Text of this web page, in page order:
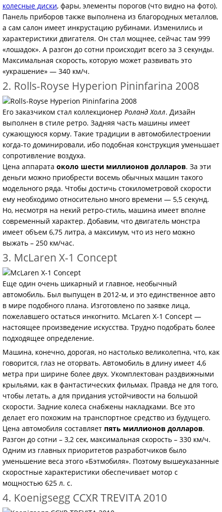
колесные диски, фары, элементы порогов (что видно на фото).
Панель приборов также выполнена из благородных металлов,
а сам салон имеет инкрустацию рубинами. Изменились и
характеристики двигателя. Он стал мощнее, сейчас там 999
«лошадок». А разгон до сотни происходит всего за 3 секунды.
Максимальная скорость, которую может развивать это
«украшение» — 340 км/ч.
2. Rolls-Royse Hyperion Pininfarina 2008
Его заказчиком стал коллекционер Роланд Холл. Дизайн
выполнен в стиле ретро. Задняя часть машины имеет
сужающуюся корму. Такие традиции в автомобилестроении
когда-то доминировали, ибо подобная конструкция уменьшает
сопротивление воздуха.
Цена аппарата около шести миллионов долларов. За эти
деньги можно приобрести восемь обычных машин такого
модельного ряда. Чтобы достичь стокилометровой скорости
ему необходимо относительно много времени — 5,5 секунд.
Но, несмотря на некий ретро-стиль, машина имеет вполне
современный характер. Добавим, что двигатель монстра
имеет объем 6,75 литра, а максимум, что из него можно
выжать – 250 км/час.
3. McLaren X-1 Concept
Еще один очень шикарный и главное, необычный
автомобиль. Был выпущен в 2012-м, и это единственное авто
в мире подобного плана. Изготовлено по заявке лица,
пожелавшего остаться инкогнито. McLaren X-1 Concept —
настоящее произведение искусства. Трудно подобрать более
подходящее определение.
Машина, конечно, дорогая, но настолько великолепна, что, как
говорится, глаз не оторвать. Автомобиль в длину имеет 4,6
метра при ширине более двух. Укомплектован раздвижными
крыльями, как в фантастических фильмах. Правда не для того,
чтобы летать, а для придания устойчивости на большой
скорости. Задние колеса снабжены накладками. Все это
делает его похожим на транспортное средство из будущего.
Цена автомобиля составляет пять миллионов долларов.
Разгон до сотни – 3,2 сек, максимальная скорость – 330 км/ч.
Одним из главных приоритетов разработчиков было
уменьшение веса этого «Бэтмобиля». Поэтому вышеуказанные
скоростные характеристики обеспечивает мотор с
мощностью 625 л. с.
4. Koenigsegg CCXR TREVITA 2010